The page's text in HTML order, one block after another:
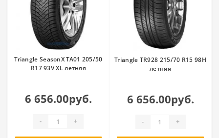
Triangle SeasonX TA01 205/50
R17 93V XL летняя
6 656.00руб.
- +
Triangle TR928 215/70 R15 98H
летняя
6 656.00руб.
- +